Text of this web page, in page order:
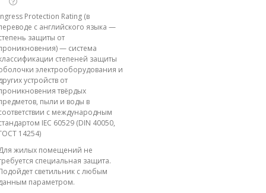
Protection Rating (в
с английского языка —
защиты от
— система
степеней защиты
электрооборудования и
устройств от
твёрдых
пыли и воды в
с международным
IEC 60529 (DIN 40050,
14254)
жилых помещений не
специальная защита.
светильник с любым
параметром.